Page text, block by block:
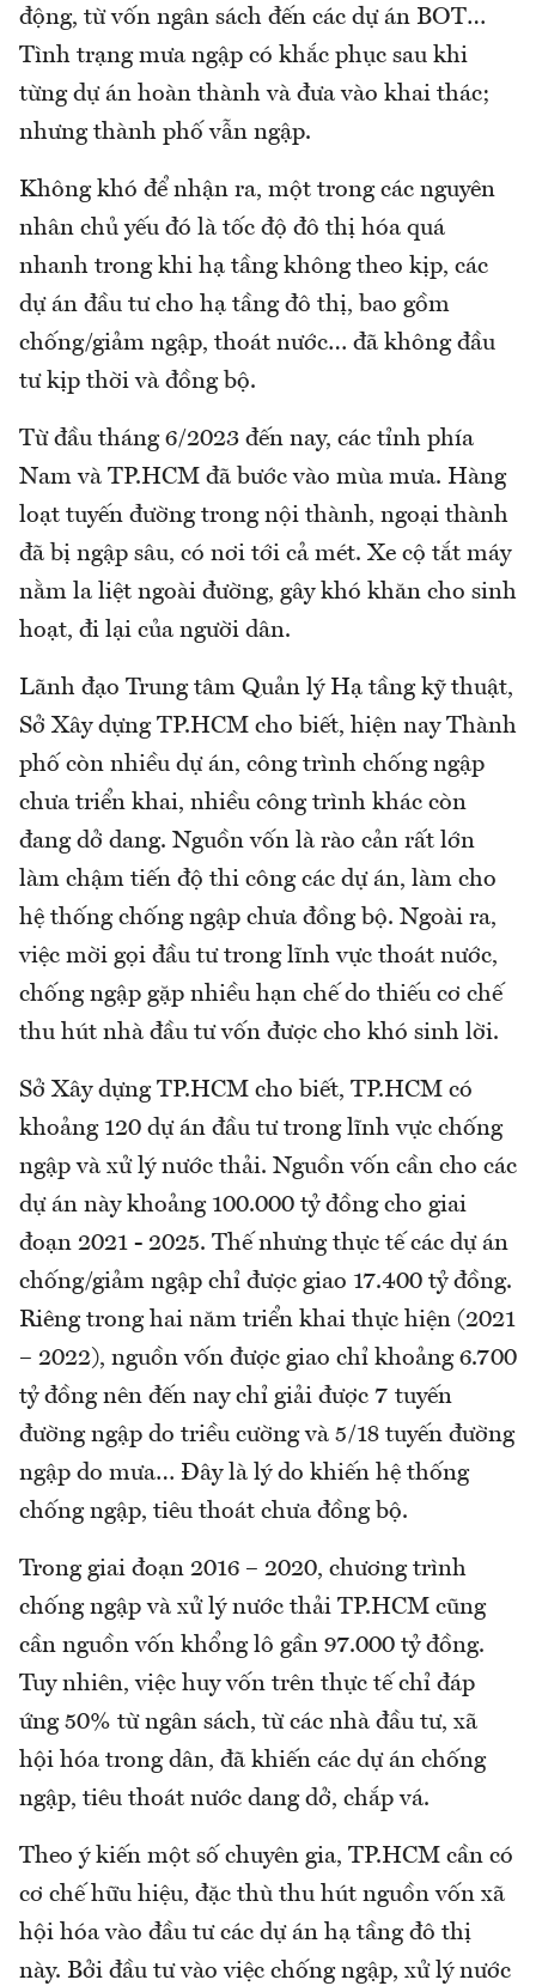
động, từ vốn ngân sách đến các dự án BOT…
Tình trạng mưa ngập có khắc phục sau khi
từng dự án hoàn thành và đưa vào khai thác;
nhưng thành phố vẫn ngập.
Không khó để nhận ra, một trong các nguyên
nhân chủ yếu đó là tốc độ đô thị hóa quá
nhanh trong khi hạ tầng không theo kịp, các
dự án đầu tư cho hạ tầng đô thị, bao gồm
chống/giảm ngập, thoát nước… đã không đầu
tư kịp thời và đồng bộ.
Từ đầu tháng 6/2023 đến nay, các tỉnh phía
Nam và TP.HCM đã bước vào mùa mưa. Hàng
loạt tuyến đường trong nội thành, ngoại thành
đã bị ngập sâu, có nơi tới cả mét. Xe cộ tắt máy
nằm la liệt ngoài đường, gây khó khăn cho sinh
hoạt, đi lại của người dân.
Lãnh đạo Trung tâm Quản lý Hạ tầng kỹ thuật,
Sở Xây dựng TP.HCM cho biết, hiện nay Thành
phố còn nhiều dự án, công trình chống ngập
chưa triển khai, nhiều công trình khác còn
đang dở dang. Nguồn vốn là rào cản rất lớn
làm chậm tiến độ thi công các dự án, làm cho
hệ thống chống ngập chưa đồng bộ. Ngoài ra,
việc mời gọi đầu tư trong lĩnh vực thoát nước,
chống ngập gặp nhiều hạn chế do thiếu cơ chế
thu hút nhà đầu tư vốn được cho khó sinh lời.
Sở Xây dựng TP.HCM cho biết, TP.HCM có
khoảng 120 dự án đầu tư trong lĩnh vực chống
ngập và xử lý nước thải. Nguồn vốn cần cho các
dự án này khoảng 100.000 tỷ đồng cho giai
đoạn 2021 - 2025. Thế nhưng thực tế các dự án
chống/giảm ngập chỉ được giao 17.400 tỷ đồng.
Riêng trong hai năm triển khai thực hiện (2021
– 2022), nguồn vốn được giao chỉ khoảng 6.700
tỷ đồng nên đến nay chỉ giải được 7 tuyến
đường ngập do triều cường và 5/18 tuyến đường
ngập do mưa… Đây là lý do khiến hệ thống
chống ngập, tiêu thoát chưa đồng bộ.
Trong giai đoạn 2016 – 2020, chương trình
chống ngập và xử lý nước thải TP.HCM cũng
cần nguồn vốn khổng lô gần 97.000 tỷ đồng.
Tuy nhiên, việc huy vốn trên thực tế chỉ đáp
ứng 50% từ ngân sách, từ các nhà đầu tư, xã
hội hóa trong dân, đã khiến các dự án chống
ngập, tiêu thoát nước dang dở, chắp vá.
Theo ý kiến một số chuyên gia, TP.HCM cần có
cơ chế hữu hiệu, đặc thù thu hút nguồn vốn xã
hội hóa vào đầu tư các dự án hạ tầng đô thị
này. Bởi đầu tư vào việc chống ngập, xử lý nước